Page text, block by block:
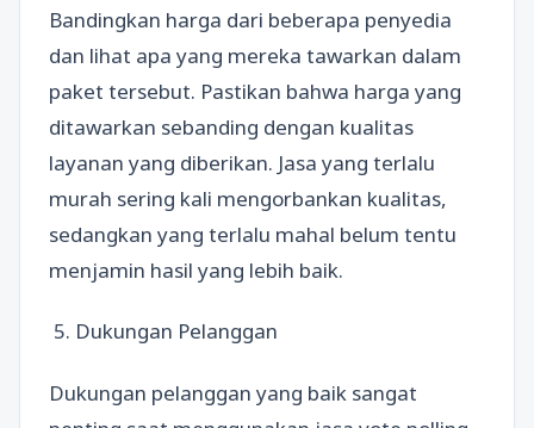
Bandingkan harga dari beberapa penyedia
dan lihat apa yang mereka tawarkan dalam
paket tersebut. Pastikan bahwa harga yang
ditawarkan sebanding dengan kualitas
layanan yang diberikan. Jasa yang terlalu
murah sering kali mengorbankan kualitas,
sedangkan yang terlalu mahal belum tentu
menjamin hasil yang lebih baik.
5. Dukungan Pelanggan
Dukungan pelanggan yang baik sangat